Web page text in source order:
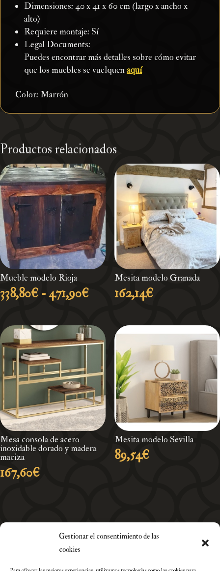
Gestionar el consentimiento de las
cookies
Dimensiones: 40 x 41 x 60 cm (largo x ancho x
alto)
Requiere montaje: Sí
Legal Documents:
Puedes encontrar más detalles sobre cómo evitar
que los muebles se vuelquenaquí
Color: Marrón
Productos relacionados
Mueble modelo Rioja
338,80€ -471,90€Rango
desde
338,80€
471,90€
Mesita modelo Granada
162,14€
Mesa consola de acero
inoxidable dorado y madera
maciza
167,60€
Mesita modelo Sevilla
89,54€